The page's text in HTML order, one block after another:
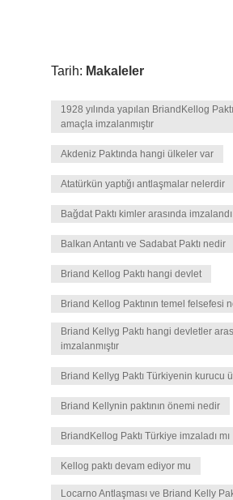
Tarih: Makaleler
1928 yılında yapılan BriandKellog
amaçla imzalanmıştır
Akdeniz Paktında hangi ülkeler var
Atatürkün yaptığı antlaşmalar nelerdir
Bağdat Paktı kimler arasında imzalandı
Balkan Antantı ve Sadabat Paktı nedir
Briand Kellog Paktı hangi devlet
Briand Kellog Paktının temel felsefesi
Briand Kellyg Paktı hangi devletler
imzalanmıştır
Briand Kellyg Paktı Türkiyenin kurucu
Briand Kellynin paktının önemi nedir
BriandKellog Paktı Türkiye imzaladı mı
Kellog paktı devam ediyor mu
Locarno Antlaşması ve Briand Kelly